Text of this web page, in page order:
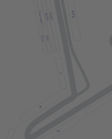
H
K
L
SILVER
SILVER+
GOLD
GOLD+
PLATINUM PITS